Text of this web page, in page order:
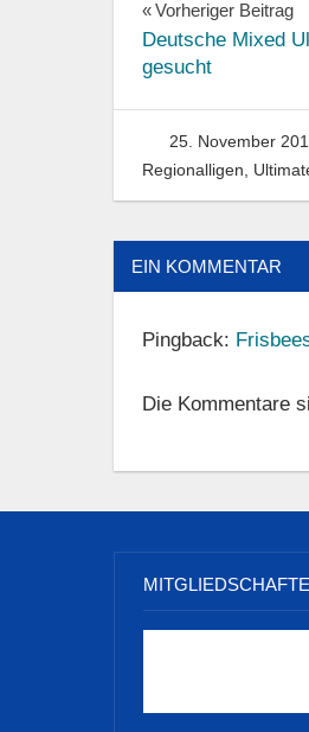
Vorheriger Beitrag
Deutsche Mixed
gesucht
25. November
Regionalligen
EIN KOMMENTAR
Pingback:
Die Kommentare